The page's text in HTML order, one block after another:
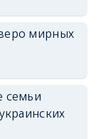
erid: 2SDnjdPjgYS
мирных
семьи